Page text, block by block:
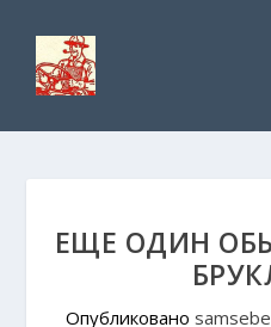
ЕЩЕ ОДИН
Опубликовано